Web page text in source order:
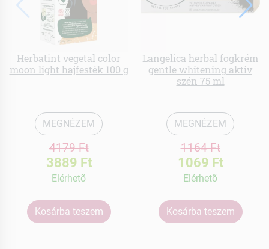
Herbatint vegetal color
moon light hajfesték 100 g
MEGNÉZEM
4179 Ft
3889 Ft
Elérhetõ
Kosárba teszem
Langelica herbal fogkrém
gentle whitening aktív
szén 75 ml
MEGNÉZEM
1164 Ft
1069 Ft
Elérhetõ
Kosárba teszem